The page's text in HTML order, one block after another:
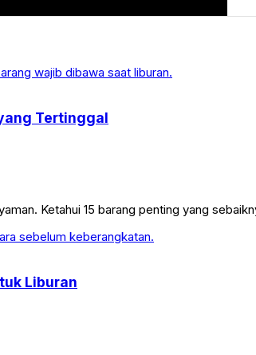
Tertinggal
Ketahui 15 barang penting yang
Liburan